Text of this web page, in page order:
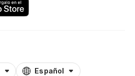
Español